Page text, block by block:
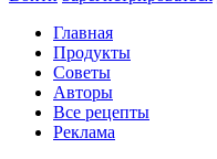
Главная
Продукты
Советы
Авторы
Все рецепты
Реклама